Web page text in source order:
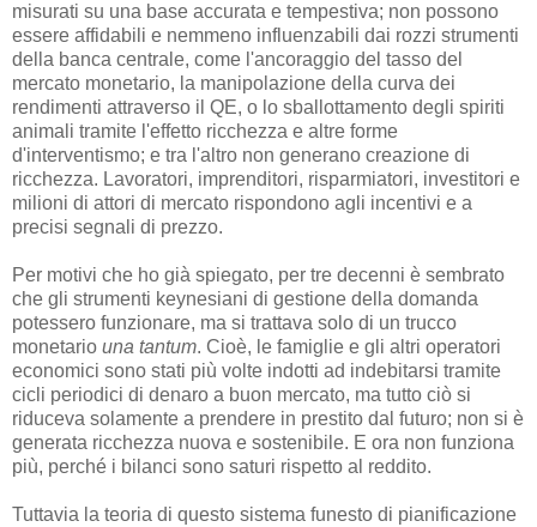
misurati su una base accurata e tempestiva; non possono
essere affidabili e nemmeno influenzabili dai rozzi strumenti
della banca centrale, come l'ancoraggio del tasso del
mercato monetario, la manipolazione della curva dei
rendimenti attraverso il QE, o lo sballottamento degli spiriti
animali tramite l'effetto ricchezza e altre forme
d'interventismo; e tra l'altro non generano creazione di
ricchezza. Lavoratori, imprenditori, risparmiatori, investitori e
milioni di attori di mercato rispondono agli incentivi e a
precisi segnali di prezzo.
Per motivi che ho già spiegato, per tre decenni è sembrato
che gli strumenti keynesiani di gestione della domanda
potessero funzionare, ma si trattava solo di un trucco
monetario una tantum. Cioè, le famiglie e gli altri operatori
economici sono stati più volte indotti ad indebitarsi tramite
cicli periodici di denaro a buon mercato, ma tutto ciò si
riduceva solamente a prendere in prestito dal futuro; non si è
generata ricchezza nuova e sostenibile. E ora non funziona
più, perché i bilanci sono saturi rispetto al reddito.
Tuttavia la teoria di questo sistema funesto di pianificazione